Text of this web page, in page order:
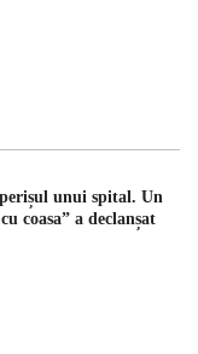
unui spital. Un
coasa” a declanșat